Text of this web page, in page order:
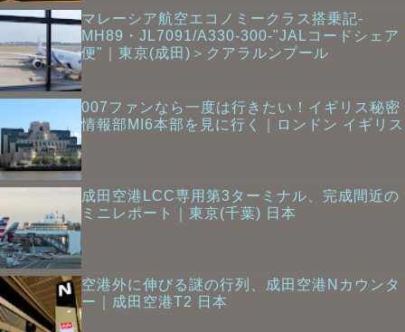
マレーシア航空エコノミークラス搭乗記-
MH89・JL7091/A330-300-"JALコードシェア
便"｜東京(成田)＞クアラルンプール
007ファンなら一度は行きたい！イギリス秘密
情報部MI6本部を見に行く｜ロンドン イギリス
成田空港LCC専用第3ターミナル、完成間近の
ミニレポート｜東京(千葉) 日本
空港外に伸びる謎の行列、成田空港Nカウンタ
ー｜成田空港T2 日本